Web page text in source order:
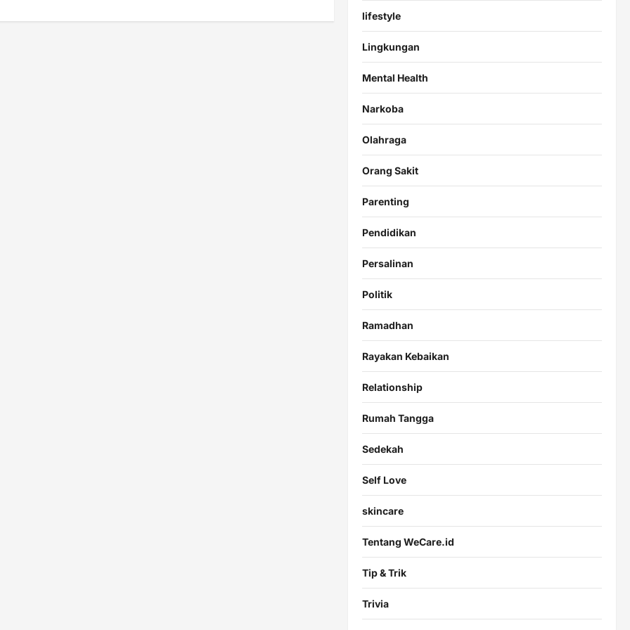
lifestyle
Lingkungan
Mental Health
Narkoba
Olahraga
Orang Sakit
Parenting
Pendidikan
Persalinan
Politik
Ramadhan
Rayakan Kebaikan
Relationship
Rumah Tangga
Sedekah
Self Love
skincare
Tentang WeCare.id
Tip & Trik
Trivia